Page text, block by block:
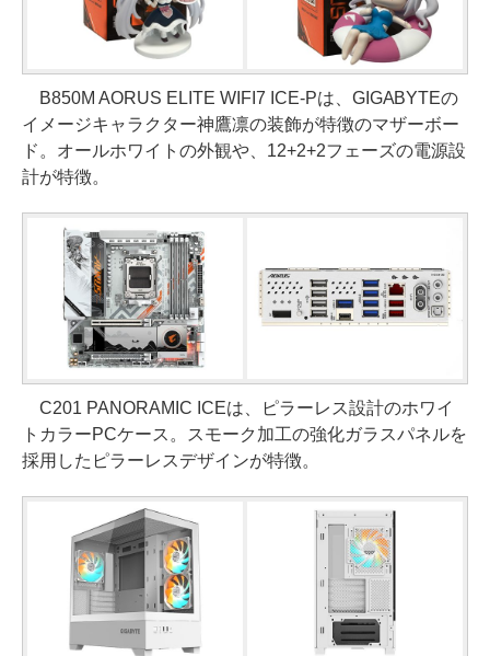
B850M AORUS ELITE WIFI7 ICE-Pは、GIGABYTEの
イメージキャラクター神鷹凛の装飾が特徴のマザーボー
ド。オールホワイトの外観や、12+2+2フェーズの電源設
計が特徴。
C201 PANORAMIC ICEは、ピラーレス設計のホワイ
トカラーPCケース。スモーク加工の強化ガラスパネルを
採用したピラーレスデザインが特徴。